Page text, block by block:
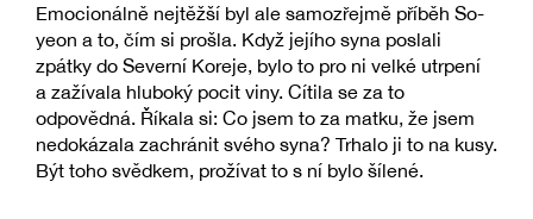
Emocionálně nejtěžší byl ale samozřejmě příběh So-
yeon a to, čím si prošla. Když jejího syna poslali
zpátky do Severní Koreje, bylo to pro ni velké utrpení
a zažívala hluboký pocit viny. Cítila se za to
odpovědná. Říkala si: Co jsem to za matku, že jsem
nedokázala zachránit svého syna? Trhalo ji to na kusy.
Být toho svědkem, prožívat to s ní bylo šílené.